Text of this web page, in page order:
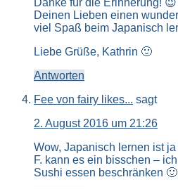
Deinen Lieben einen
viel Spaß beim Japanisch
Liebe Grüße, Kathrin 🙂
Antworten
Fee von fairy likes... sagt
2. August 2016 um 21:26
Wow, Japanisch lernen ist
F. kann es ein bisschen –
Sushi essen beschränken